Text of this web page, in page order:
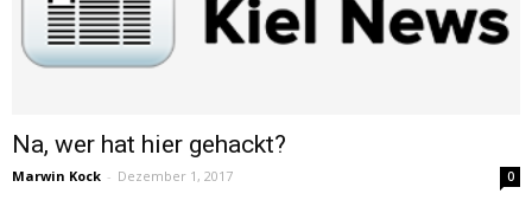
Na, wer hat hier gehackt?
Marwin Kock - Dezember 1, 2017 0